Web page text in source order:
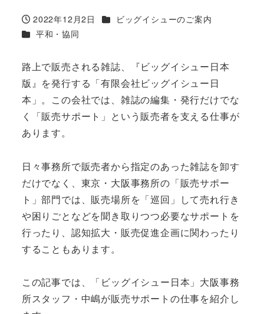
投稿日
2022年12月2日 カテゴリー
ビッグイシューのご案内
カテゴリー
平和・協同
路上で販売される雑誌、『ビッグイシュー日本
版』を発行する「有限会社ビッグイシュー日
本」。この会社では、雑誌の編集・発行だけでな
く「販売サポート」という販売者を支える仕事が
あります。
日々事務所で販売者から指定のあった雑誌を卸す
だけでなく、東京・大阪事務所の「販売サポー
ト」部門では、販売場所を「巡回」して売れ行き
や困りごとなどを聞き取りつつ必要なサポートを
行ったり、認知拡大・販売促進企画に関わったり
することもあります。
この記事では、「ビッグイシュー日本」大阪事務
所スタッフ・中嶋が販売サポートの仕事を紹介し